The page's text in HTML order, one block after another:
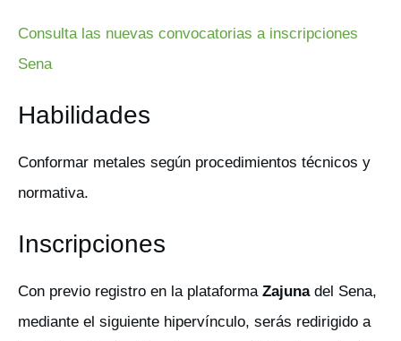
Consulta las nuevas convocatorias a inscripciones
Sena
Habilidades
Conformar metales según procedimientos técnicos y
normativa.
Inscripciones
Con previo registro en la plataforma Zajunadel Sena,
mediante el siguiente hipervínculo, serás redirigido a